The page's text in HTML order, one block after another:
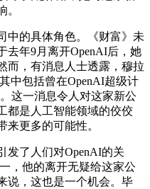
。
的具体角色。《财富》未
去年9月离开OpenAI后，她
而，有消息人士透露，穆拉
中包括曾在OpenAI超级计
这一消息令人对这家新公
都是人工智能领域的佼佼
更多的可能性。
了人们对OpenAI的关
，他的离开无疑给这家公
说，这也是一个机会。毕